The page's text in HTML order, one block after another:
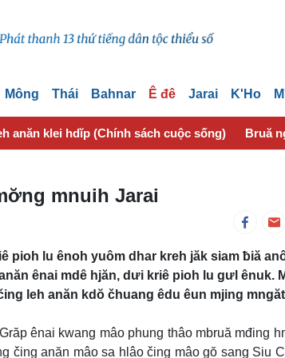
Mông Thái Bahnar Ê đê Jarai K'Ho
anăn klei hdĭp (Chính sách cuộc sống) Bruă
mnuih Jarai
pioh lu ênoh yuôm dhar kreh jăk siam ƀiă
ênai mdê hjăn, dưi kriê pioh lu gưl ênuk.
leh anăn kdŏ čhuang êdu êun mjing
ênai kwang mâo phung thâo mbruă mđing
čing anăn mâo sa hlâo čing mâo gŏ sang Siu